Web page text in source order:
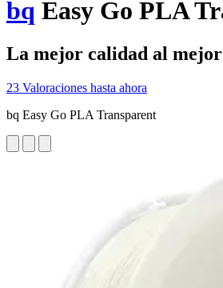
bq Easy Go PLA
La mejor calidad al
23 Valoraciones hasta ahora
bq Easy Go PLA Transparent